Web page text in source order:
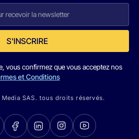
S'INSCRIRE
vous confirmez que vous acceptez nos
et Conditions
SAS. tous droits réservés.